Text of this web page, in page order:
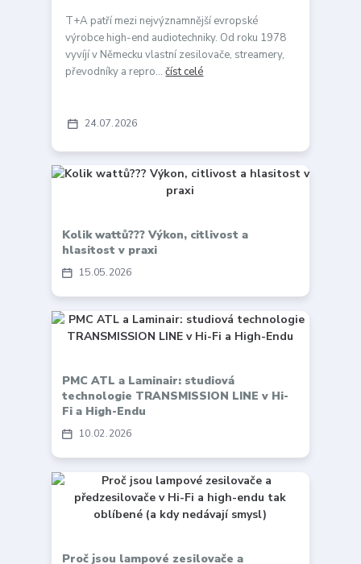
24 07 2026
T+A patří mezi nejvýznamnější evropské
výrobce high-end audiotechniky. Od roku 1978
vyvíjí v Německu vlastní zesilovače, streamery,
převodníky a repro...číst celé
15 05 2026
Kolik wattů??? Výkon, citlivost a
hlasitost v praxi
10 02 2026
PMC ATL a Laminair: studiová
technologie TRANSMISSION LINE v Hi-
Fi a High-Endu
Proč jsou lampové zesilovače a